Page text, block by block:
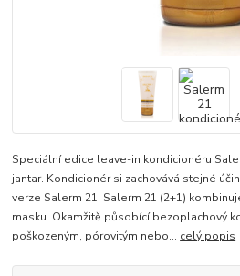
Speciální edice leave-in kondicionéru
jantar. Kondicionér si zachovává stejné
verze Salerm 21. Salerm 21 (2+1)
masku. Okamžitě působící bezoplachový
poškozeným, pórovitým nebo... celý popis